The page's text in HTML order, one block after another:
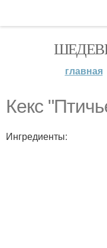
главная
Кекс
Ингредиенты: